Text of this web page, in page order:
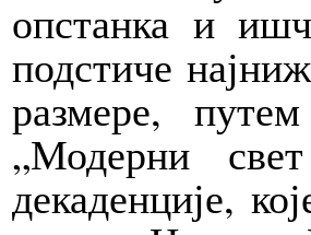
опстанка и
подстиче
размере,
„Модерни
декаденције,